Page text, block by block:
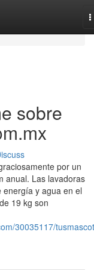
sobre
por un
anual. Las lavadoras
y agua en el
19 kg son
30035117/